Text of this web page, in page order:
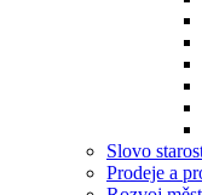
Slovo
Prodeje a